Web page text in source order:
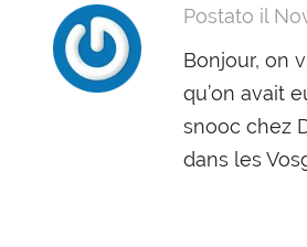
Postato il
Bonjour, on
qu’on avait
snooc chez
dans les